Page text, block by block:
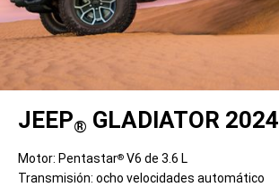
JEEP® GLADIATOR 2024
Motor: Pentastar® V6 de 3.6 L
Transmisión: ocho velocidades automático